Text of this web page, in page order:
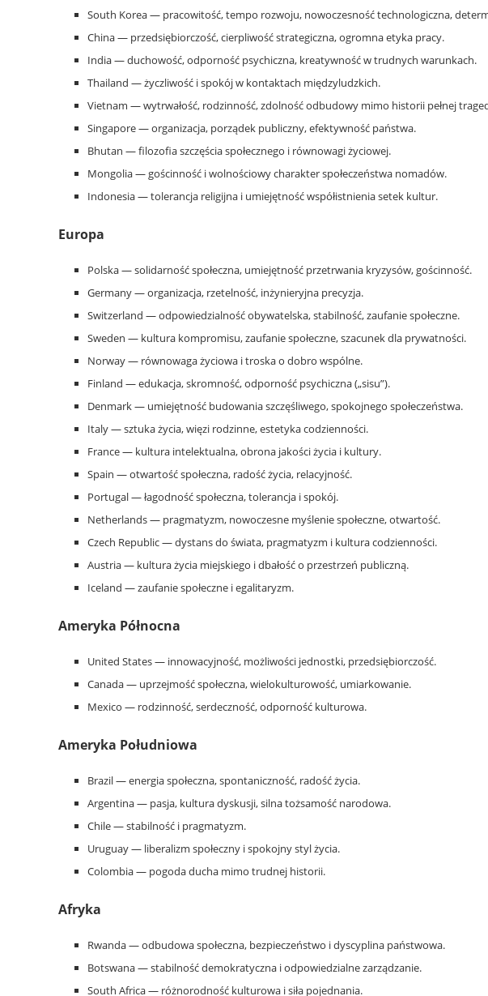
South Korea — pracowitość, tempo rozwoju, nowoczesność technologiczna,
China — przedsiębiorczość, cierpliwość strategiczna, ogromna etyka pracy.
India — duchowość, odporność psychiczna, kreatywność w trudnych warunkach.
Thailand — życzliwość i spokój w kontaktach międzyludzkich.
Vietnam — wytrwałość, rodzinność, zdolność odbudowy mimo historii pełnej
Singapore — organizacja, porządek publiczny, efektywność państwa.
Bhutan — filozofia szczęścia społecznego i równowagi życiowej.
Mongolia — gościnność i wolnościowy charakter społeczeństwa nomadów.
Indonesia — tolerancja religijna i umiejętność współistnienia setek kultur.
Europa
Polska — solidarność społeczna, umiejętność przetrwania kryzysów, gościnność.
Germany — organizacja, rzetelność, inżynieryjna precyzja.
Switzerland — odpowiedzialność obywatelska, stabilność, zaufanie społeczne.
Sweden — kultura kompromisu, zaufanie społeczne, szacunek dla prywatności.
Norway — równowaga życiowa i troska o dobro wspólne.
Finland — edukacja, skromność, odporność psychiczna („sisu”).
Denmark — umiejętność budowania szczęśliwego, spokojnego społeczeństwa.
Italy — sztuka życia, więzi rodzinne, estetyka codzienności.
France — kultura intelektualna, obrona jakości życia i kultury.
Spain — otwartość społeczna, radość życia, relacyjność.
Portugal — łagodność społeczna, tolerancja i spokój.
Netherlands — pragmatyzm, nowoczesne myślenie społeczne, otwartość.
Czech Republic — dystans do świata, pragmatyzm i kultura codzienności.
Austria — kultura życia miejskiego i dbałość o przestrzeń publiczną.
Iceland — zaufanie społeczne i egalitaryzm.
Ameryka Północna
United States — innowacyjność, możliwości jednostki, przedsiębiorczość.
Canada — uprzejmość społeczna, wielokulturowość, umiarkowanie.
Mexico — rodzinność, serdeczność, odporność kulturowa.
Ameryka Południowa
Brazil — energia społeczna, spontaniczność, radość życia.
Argentina — pasja, kultura dyskusji, silna tożsamość narodowa.
Chile — stabilność i pragmatyzm.
Uruguay — liberalizm społeczny i spokojny styl życia.
Colombia — pogoda ducha mimo trudnej historii.
Afryka
Rwanda — odbudowa społeczna, bezpieczeństwo i dyscyplina państwowa.
Botswana — stabilność demokratyczna i odpowiedzialne zarządzanie.
South Africa — różnorodność kulturowa i siła pojednania.